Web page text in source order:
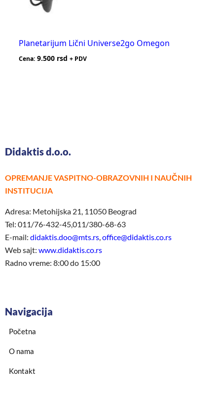
Planetarijum Lični Universe2go Omegon
Cena: 9.500 rsd + PDV
Didaktis d.o.o.
OPREMANJE VASPITNO-OBRAZOVNIH I NAUČNIH
INSTITUCIJA
Adresa: Metohijska 21, 11050 Beograd
Tel: 011/76-432-45,011/380-68-63
E-mail: didaktis.doo@mts.rs,office@didaktis.co.rs
Web sajt: www.didaktis.co.rs
Radno vreme: 8:00 do 15:00
Navigacija
Početna
O nama
Kontakt